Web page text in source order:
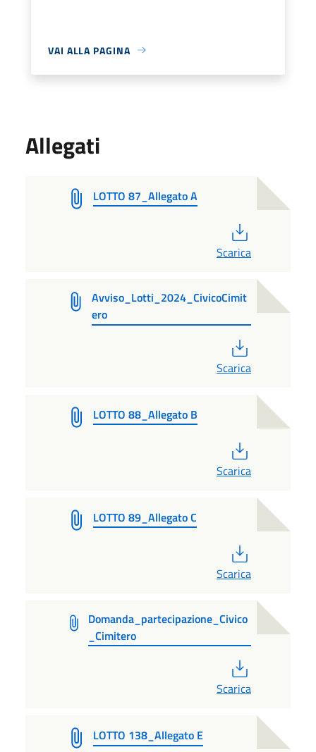
VAI ALLA PAGINA
Allegati
LOTTO 87_Allegato A
Scarica
Avviso_Lotti_2024_CivicoCimit
ero
Scarica
LOTTO 88_Allegato B
Scarica
LOTTO 89_Allegato C
Scarica
Domanda_partecipazione_Civico
_Cimitero
Scarica
LOTTO 138_Allegato E